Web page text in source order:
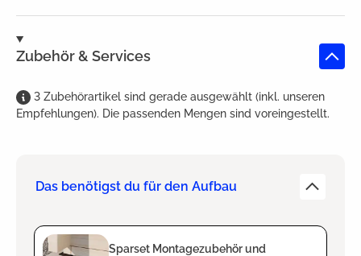
Zubehör & Services
3 Zubehörartikel sind gerade ausgewählt (inkl. unseren
Empfehlungen). Die passenden Mengen sind voreingestellt.
Das benötigst du für den Aufbau
Sparset Montagezubehör und